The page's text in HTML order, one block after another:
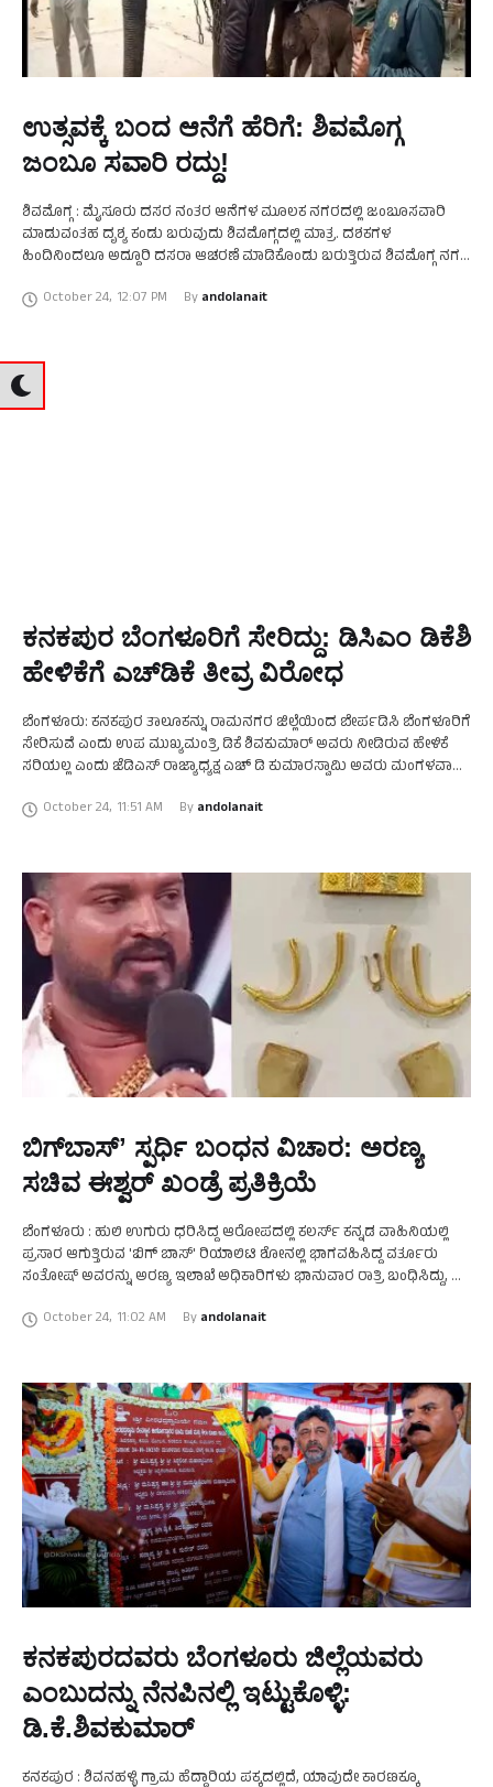
ಉತ್ಸವಕ್ಕೆ ಬಂದ ಆನೆಗೆ ಹೆರಿಗೆ: ಶಿವಮೊಗ್ಗ
ಜಂಬೂ ಸವಾರಿ ರದ್ದು!
ಶಿವಮೊಗ್ಗ : ಮೈಸೂರು ದಸರ ನಂತರ ಆನೆಗಳ ಮೂಲಕ ನಗರದಲ್ಲಿ ಜಂಬೂಸವಾರಿ
ಮಾಡುವಂತಹ ದೃಶ್ಯ ಕಂಡು ಬರುವುದು ಶಿವಮೊಗ್ಗದಲ್ಲಿ ಮಾತ್ರ. ದಶಕಗಳ
ಹಿಂದಿನಿಂದಲೂ ಅದ್ದೂರಿ ದಸರಾ ಆಚರಣೆ ಮಾಡಿಕೊಂಡು ಬರುತ್ತಿರುವ ಶಿವಮೊಗ್ಗ ನಗರ
October 24, 12:07 PM By andolanait
ಕನಕಪುರ ಬೆಂಗಳೂರಿಗೆ ಸೇರಿದ್ದು: ಡಿಸಿಎಂ ಡಿಕೆಶಿ
ಹೇಳಿಕೆಗೆ ಎಚ್‌ಡಿಕೆ ತೀವ್ರ ವಿರೋಧ
ಬೆಂಗಳೂರು: ಕನಕಪುರ ತಾಲೂಕನ್ನು ರಾಮನಗರ ಜಿಲ್ಲೆಯಿಂದ ಬೇರ್ಪಡಿಸಿ ಬೆಂಗಳೂರಿಗೆ
ಸೇರಿಸುವೆ ಎಂದು ಉಪ ಮುಖ್ಯಮಂತ್ರಿ ಡಿಕೆ ಶಿವಕುಮಾರ್ ಅವರು ನೀಡಿರುವ ಹೇಳಿಕೆ
ಸರಿಯಲ್ಲ ಎಂದು ಜೆಡಿಎಸ್ ರಾಜ್ಯಾಧ್ಯಕ್ಷ ಎಚ್ ಡಿ ಕುಮಾರಸ್ವಾಮಿ ಅವರು ಮಂಗಳವಾರ
October 24, 11:51 AM By andolanait
ಬಿಗ್​ಬಾಸ್ʼ​​ ಸ್ಪರ್ಧಿ ಬಂಧನ ವಿಚಾರ: ಅರಣ್ಯ
ಸಚಿವ ಈಶ್ವರ್ ಖಂಡ್ರೆ ಪ್ರತಿಕ್ರಿಯೆ
ಬೆಂಗಳೂರು : ಹುಲಿ ಉಗುರು ಧರಿಸಿದ್ದ ಆರೋಪದಲ್ಲಿ ಕಲರ್ಸ್ ಕನ್ನಡ ವಾಹಿನಿಯಲ್ಲಿ
ಪ್ರಸಾರ ಆಗುತ್ತಿರುವ 'ಬಿಗ್‌ ಬಾಸ್' ರಿಯಾಲಿಟಿ ಶೋನಲ್ಲಿ ಭಾಗವಹಿಸಿದ್ದ ವರ್ತೂರು
ಸಂತೋಷ್ ಅವರನ್ನು ಅರಣ್ಯ ಇಲಾಖೆ ಅಧಿಕಾರಿಗಳು ಭಾನುವಾರ ರಾತ್ರಿ ಬಂಧಿಸಿದ್ದು, ಈ
October 24, 11:02 AM By andolanait
ಕನಕಪುರದವರು ಬೆಂಗಳೂರು ಜಿಲ್ಲೆಯವರು
ಎಂಬುದನ್ನು ನೆನಪಿನಲ್ಲಿ ಇಟ್ಟುಕೊಳ್ಳಿ:
ಡಿ.ಕೆ.ಶಿವಕುಮಾರ್
ಕನಕಪುರ : ಶಿವನಹಳ್ಳಿ ಗ್ರಾಮ ಹೆದ್ದಾರಿಯ ಪಕ್ಕದಲ್ಲಿದೆ, ಯಾವುದೇ ಕಾರಣಕ್ಕೂ